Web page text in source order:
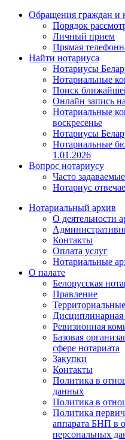
Обращения граждан и
Порядок
Личный прием
Прямая
Найти нотариуса
Нотариусы
Нотариальные
Поиск
Онлайн запись
Нотариальные
воскресенье
Нотариусы
Нотариальные
1.01.2026
Вопрос нотариусу
Часто
Нотариус
Нотариальный архив
О деятельности
Контакты
Оплата услуг
Нотариальные
О палате
Белорусская
Правление
Дисциплинарная
Ревизионная
Базовая
сфере нотариата
Закупки
Контакты
Политика в
данных
Политика в
Политика
аппарата БНП в
персональных